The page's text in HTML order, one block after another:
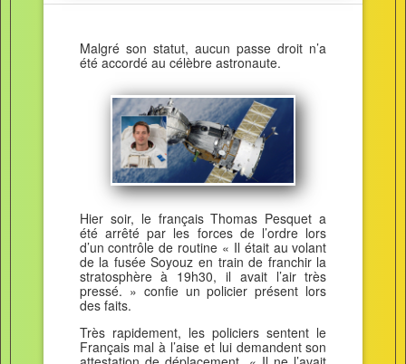
Malgré son statut, aucun passe droit n’a
été accordé au célèbre astronaute.
Hier soir, le français Thomas Pesquet a
été arrêté par les forces de l’ordre lors
d’un contrôle de routine « Il était au volant
de la fusée Soyouz en train de franchir la
stratosphère à 19h30, il avait l’air très
pressé. » confie un policier présent lors
des faits.
Très rapidement, les policiers sentent le
Français mal à l’aise et lui demandent son